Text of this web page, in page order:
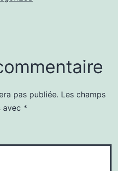
pas publiée. Les champs
avec *